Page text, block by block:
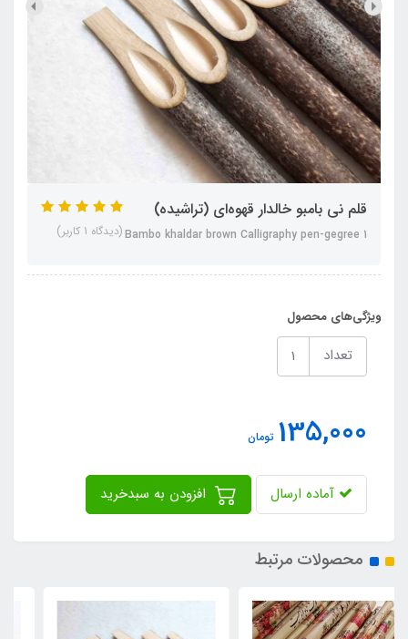
قلم نی بامبو خالدار قهوه‌ای (تراشیده)
Bambo khaldar brown Calligraphy pen-gegree 1(دیدگاه 1 کاربر)
ویژگی‌های محصول
تعداد
135,000 تومان
آماده ارسال
محصولات مرتبط